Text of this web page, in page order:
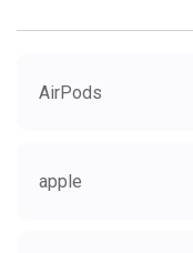
AirPods
apple